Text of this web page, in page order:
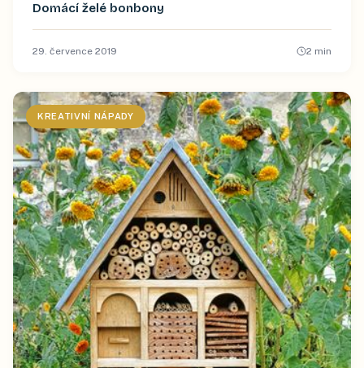
Domácí želé bonbony
29. července 2019 2 min
KREATIVNÍ NÁPADY